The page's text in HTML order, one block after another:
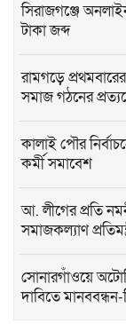
সিরাজগঞ্জে
টাকা জব্দ
রামগড়ে
সমাজ গঠনের
কালাই পৌর
কর্মী সমাবেশ
আ. লীগের প্রতি
সমাজকল্যাণ
সোনারগাঁওয়ে
দাবিতে